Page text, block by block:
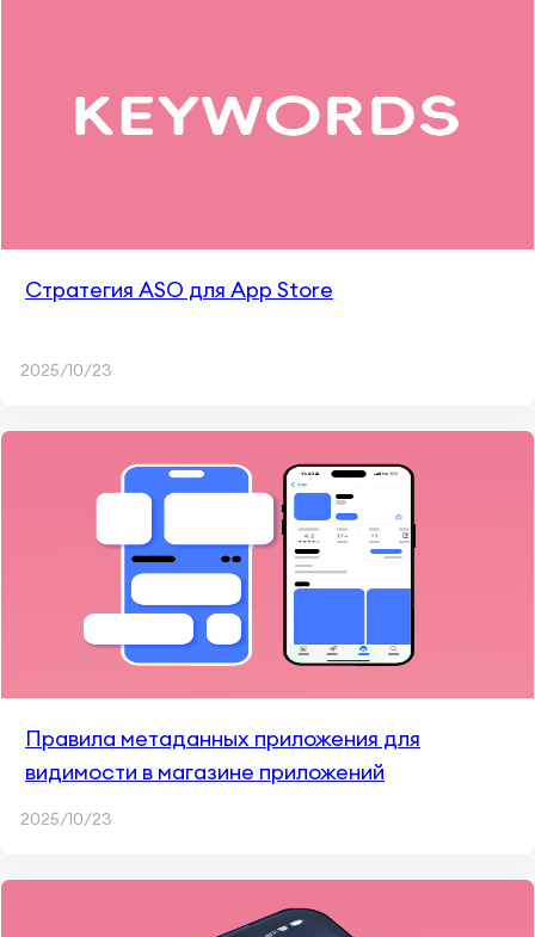
Стратегия ASO для App Store
2025/10/23
Правила метаданных приложения для
видимости в магазине приложений
2025/10/23